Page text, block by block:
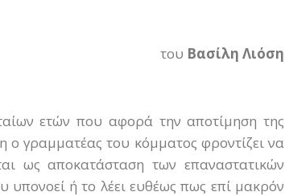
του Βασίλη Λιόση
ετών που αφορά την αποτίμηση της
ο γραμματέας του κόμματος φροντίζει να
ως αποκατάσταση των επαναστατικών
ή το λέει ευθέως πως επί μακρόν